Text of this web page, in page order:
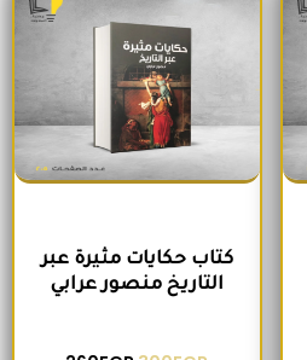
كتاب حكايات مثيرة عبر
التاريخ منصور عرابي